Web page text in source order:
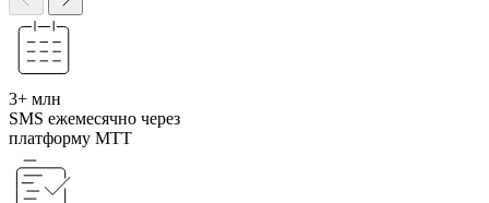
3+ млн
SMS ежемесячно через
платформу МТТ